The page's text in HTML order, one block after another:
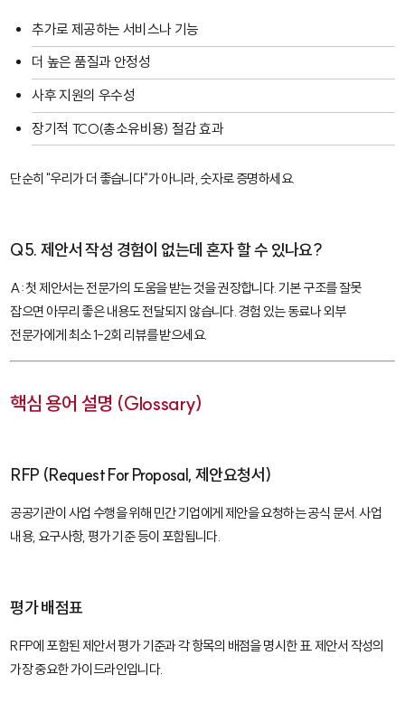
추가로 제공하는 서비스나 기능
더 높은 품질과 안정성
사후 지원의 우수성
장기적 TCO(총소유비용) 절감 효과
단순히 "우리가 더 좋습니다"가 아니라, 숫자로 증명하세요.
Q5. 제안서 작성 경험이 없는데 혼자 할 수 있나요?
A: 첫 제안서는 전문가의 도움을 받는 것을 권장합니다. 기본 구조를 잘못
잡으면 아무리 좋은 내용도 전달되지 않습니다. 경험 있는 동료나 외부
전문가에게 최소 1-2회 리뷰를 받으세요.
핵심 용어 설명 (Glossary)
RFP (Request For Proposal, 제안요청서)
공공기관이 사업 수행을 위해 민간 기업에게 제안을 요청하는 공식 문서. 사업
내용, 요구사항, 평가 기준 등이 포함됩니다.
평가 배점표
RFP에 포함된 제안서 평가 기준과 각 항목의 배점을 명시한 표. 제안서 작성의
가장 중요한 가이드라인입니다.